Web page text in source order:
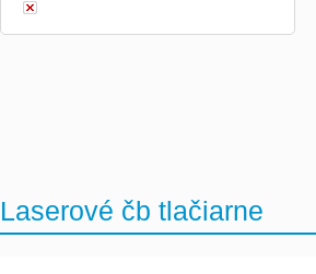
Laserové čb tlačiarne